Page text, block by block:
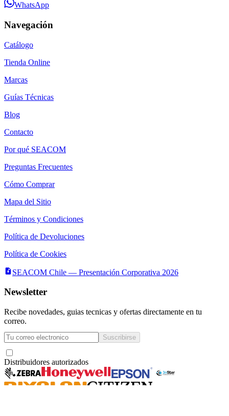
WhatsApp
Navegación
Catálogo
Tienda Online
Marcas
Guías Técnicas
Blog
Contacto
Por qué SEACOM
Preguntas Frecuentes
Cómo Comprar
Mapa del Sitio
Términos y Condiciones
Política de Devoluciones
Política de Cookies
SEACOM Chile — Presentación Corporativa 2026
Newsletter
Recibe novedades, guias tecnicas y ofertas directamente en tu
correo.
Suscribirse
Distribuidores autorizados